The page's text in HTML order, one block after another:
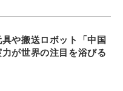
具や搬送ロボット「中国
が世界の注目を浴びる